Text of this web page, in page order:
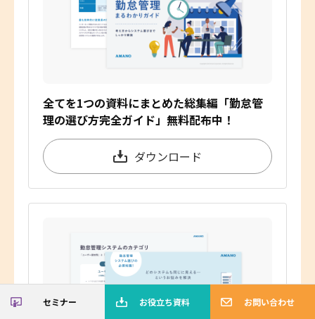
セミナー お役立ち資料 お問い合わせ
全てを1つの資料にまとめた総集編「勤怠管
理の選び方完全ガイド」無料配布中！
ダウンロード